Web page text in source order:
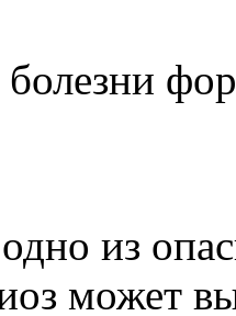
из
может